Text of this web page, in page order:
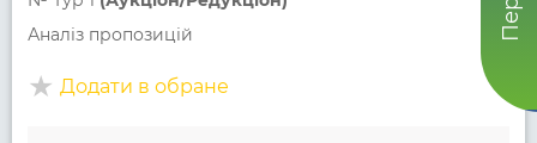
Аналіз пропозицій
Додати в обране